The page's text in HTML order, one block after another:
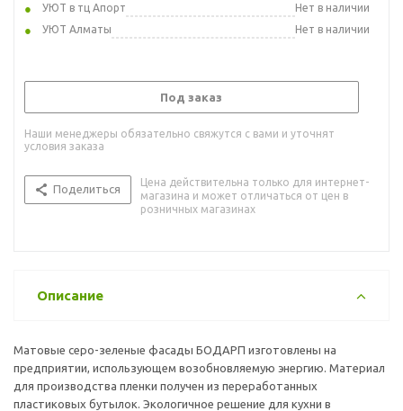
УЮТ в тц Апорт
Нет в наличии
УЮТ Алматы
Нет в наличии
Под заказ
Наши менеджеры обязательно свяжутся с вами и уточнят
условия заказа
Поделиться
Цена действительна только для интернет-
магазина и может отличаться от цен в
розничных магазинах
Описание
Матовые серо-зеленые фасады БОДАРП изготовлены на
предприятии, использующем возобновляемую энергию. Материал
для производства пленки получен из переработанных
пластиковых бутылок. Экологичное решение для кухни в